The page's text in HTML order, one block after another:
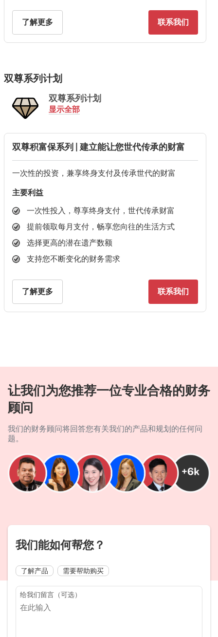
了解更多 联系我们
双尊系列计划
双尊系列计划
显示全部
双尊积富保系列 | 建立能让您世代传承的财富
一次性的投资，兼享终身支付及传承世代的财富
主要利益
一次性投入，尊享终身支付，世代传承财富
提前领取每月支付，畅享您向往的生活方式
选择更高的潜在遗产数额
支持您不断变化的财务需求
了解更多 联系我们
让我们为您推荐一位专业合格的财务
顾问
我们的财务顾问将回答您有关我们的产品和规划的任何问
题。
我们能如何帮您？
了解产品 需要帮助购买
给我们留言（可选）